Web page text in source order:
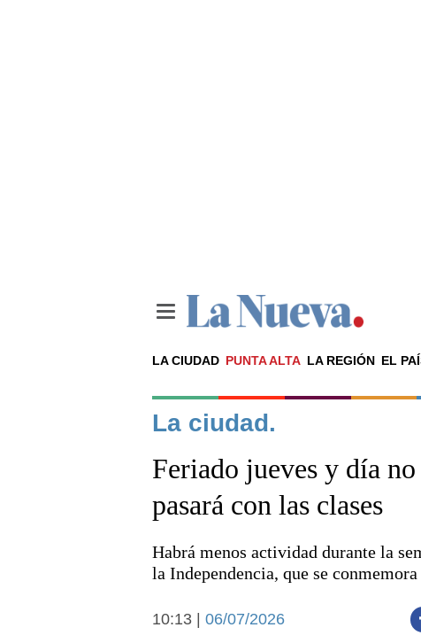
LA CIUDAD PUNTA ALTA LA REGIÓN EL
Noticias
La
El
Deportes
La ciudad.
Feriado jueves y día
pasará con las clases
Habrá menos actividad durante la
la Independencia, que se
10:13 | 06/07/2026